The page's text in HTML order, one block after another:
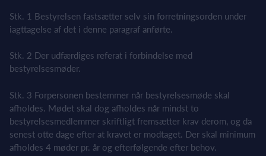
Stk. 1 Bestyrelsen fastsætter selv sin forretningsorden under
iagttagelse af det i denne paragraf anførte.
Stk. 2 Der udfærdiges referat i forbindelse med
bestyrelsesmøder.
Stk. 3 Forpersonen bestemmer når bestyrelsesmøde skal
afholdes. Mødet skal dog afholdes når mindst to
bestyrelsesmedlemmer skriftligt fremsætter krav derom, og da
senest otte dage efter at kravet er modtaget. Der skal minimum
afholdes 4 møder pr. år og efterfølgende efter behov.